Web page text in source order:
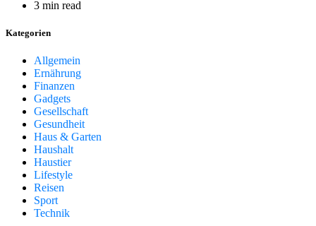
3 min read
Kategorien
Allgemein
Ernährung
Finanzen
Gadgets
Gesellschaft
Gesundheit
Haus & Garten
Haushalt
Haustier
Lifestyle
Reisen
Sport
Technik